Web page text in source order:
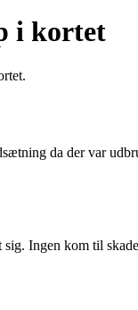
i kortet
da der var
Ingen kom til